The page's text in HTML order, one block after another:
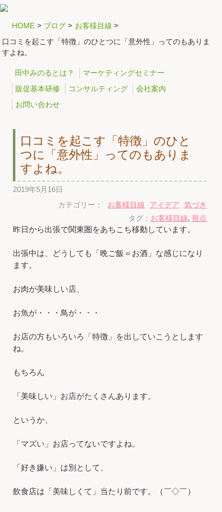
HOME > ブログ > お客様目線 >
口コミを起こす「特徴」のひとつに「意外性」ってのもありま
すよね。
田中みのるとは？
マーケティングセミナー
販促基本研修
コンサルティング
会社案内
お問い合わせ
口コミを起こす「特徴」のひと
つに「意外性」ってのもありま
すよね。
2019年5月16日
カテゴリー：
お客様目線 アイデア
気づき
タグ： お客様目線,視点
昨日から出張で関東圏をあちこち移動しています。
出張中は、どうしても「晩ご飯＝お酒」な感じになり
ます。
お肉が美味しい店、
お魚が・・・鳥が・・・
お店の方もいろいろ「特徴」を出していこうとします
ね。
もちろん
「美味しい」お店がたくさんあります。
というか、
「マズい」お店ってないですよね。
「好き嫌い」は別として、
飲食店は「美味しくて」当たり前です。（￣◇￣）